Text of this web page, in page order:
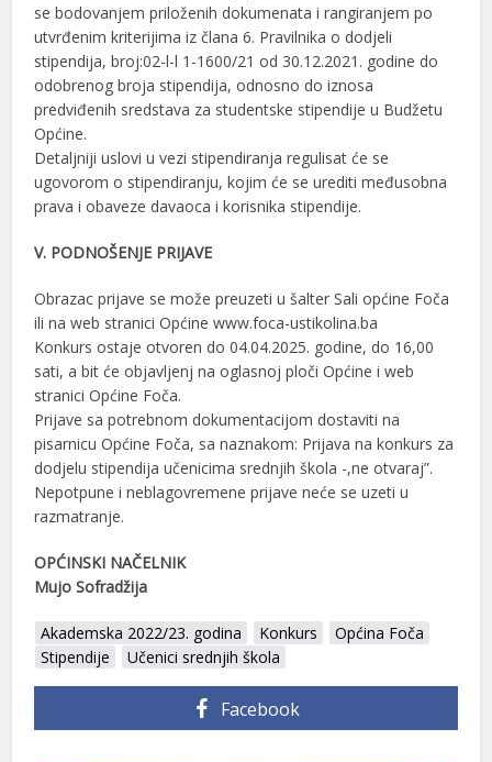
se bodovanjem priloženih dokumenata i rangiranjem po
utvrđenim kriterijima iz člana 6. Pravilnika o dodjeli
stipendija, broj:02-l-l 1-1600/21 od 30.12.2021. godine do
odobrenog broja stipendija, odnosno do iznosa
predviđenih sredstava za studentske stipendije u Budžetu
Općine.
Detaljniji uslovi u vezi stipendiranja regulisat će se
ugovorom o stipendiranju, kojim će se urediti međusobna
prava i obaveze davaoca i korisnika stipendije.
V. PODNOŠENJE PRIJAVE
Obrazac prijave se može preuzeti u šalter Sali općine Foča
ili na web stranici Općine www.foca-ustikolina.ba
Konkurs ostaje otvoren do 04.04.2025. godine, do 16,00
sati, a bit će objavljenj na oglasnoj ploči Općine i web
stranici Općine Foča.
Prijave sa potrebnom dokumentacijom dostaviti na
pisarnicu Općine Foča, sa naznakom: Prijava na konkurs za
dodjelu stipendija učenicima srednjih škola -,ne otvaraj”.
Nepotpune i neblagovremene prijave neće se uzeti u
razmatranje.
OPĆINSKI NAČELNIK
Mujo Sofradžija
Akademska 2022/23. godina Konkurs
Općina Foča
Stipendije
Učenici srednjih škola
Facebook